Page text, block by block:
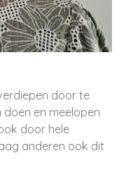
door te
doen en meelopen
door hele
anderen ook dit